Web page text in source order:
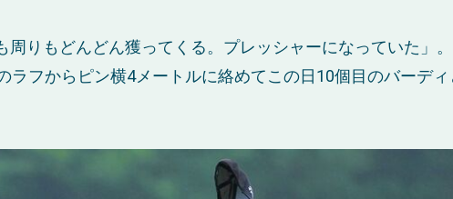
りもどんどん獲ってくる。プレッシャーになっていた」。
フからピン横4メートルに絡めてこの日10個目のバーデ